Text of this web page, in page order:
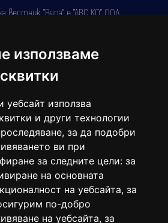
използваме
уебсайт използва
и други технологии
за да подобри
ви при
за следните цели: за
на основната
на уебсайта, за
по-добро
на уебсайта, за
вестник "Вяра" е "АВС КО" ООД,
година.
43